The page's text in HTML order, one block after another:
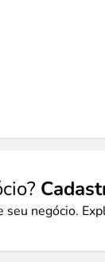
negócio.